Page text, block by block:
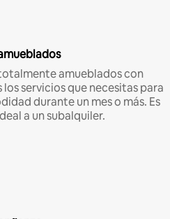
amueblados con
servicios que necesitas para
durante un mes o más. Es
a un subalquiler.